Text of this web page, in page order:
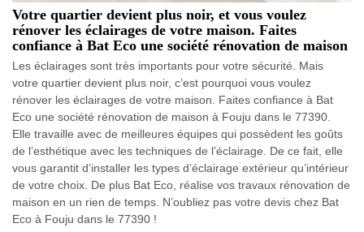
Votre quartier devient plus noir, et vous voulez
rénover les éclairages de votre maison. Faites
confiance à Bat Eco une société rénovation de maison
Les éclairages sont très importants pour votre sécurité. Mais
votre quartier devient plus noir, c’est pourquoi vous voulez
rénover les éclairages de votre maison. Faites confiance à Bat
Eco une société rénovation de maison à Fouju dans le 77390.
Elle travaille avec de meilleures équipes qui possèdent les goûts
de l’esthétique avec les techniques de l’éclairage. De ce fait, elle
vous garantit d’installer les types d’éclairage extérieur qu’intérieur
de votre choix. De plus Bat Eco, réalise vos travaux rénovation de
maison en un rien de temps. N’oubliez pas votre devis chez Bat
Eco à Fouju dans le 77390 !